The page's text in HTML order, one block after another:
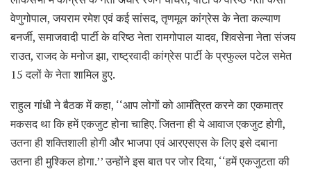
वेणुगोपाल, जयराम रमेश एवं कई सांसद, तृणमूल कांग्रेस के नेता कल्याण
बनर्जी, समाजवादी पार्टी के वरिष्ठ नेता रामगोपाल यादव, शिवसेना नेता संजय
राउत, राजद के मनोज झा, राष्ट्रवादी कांग्रेस पार्टी के प्रफुल्ल पटेल समेत
15 दलों के नेता शामिल हुए.
राहुल गांधी ने बैठक में कहा, ‘‘आप लोगों को आमंत्रित करने का एकमात्र
मकसद था कि हमें एकजुट होना चाहिए. जितना ही ये आवाज एकजुट होगी,
उतना ही शक्तिशाली होगी और भाजपा एवं आरएसएस के लिए इसे दबाना
उतना ही मुश्किल होगा.’’ उन्होंने इस बात पर जोर दिया, ‘‘हमें एकजुटता की